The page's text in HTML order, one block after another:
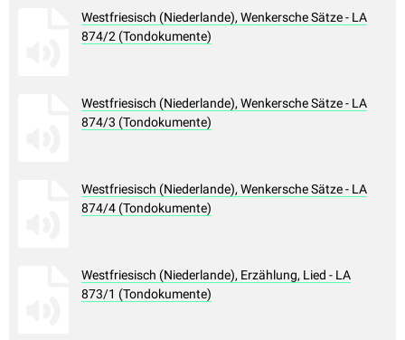
Westfriesisch (Niederlande), Wenkersche Sätze - LA
874/2 (Tondokumente)
Westfriesisch (Niederlande), Wenkersche Sätze - LA
874/3 (Tondokumente)
Westfriesisch (Niederlande), Wenkersche Sätze - LA
874/4 (Tondokumente)
Westfriesisch (Niederlande), Erzählung, Lied - LA
873/1 (Tondokumente)